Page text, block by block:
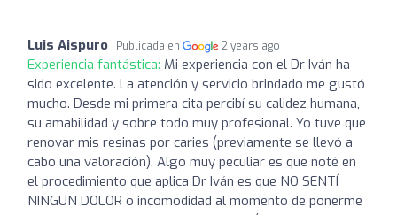
Luis Aispuro Publicada en 2 years ago
Experiencia fantástica: Mi experiencia con el Dr Iván ha
sido excelente. La atención y servicio brindado me gustó
mucho. Desde mi primera cita percibí su calidez humana,
su amabilidad y sobre todo muy profesional. Yo tuve que
renovar mis resinas por caries (previamente se llevó a
cabo una valoración). Algo muy peculiar es que noté en
el procedimiento que aplica Dr Iván es que NO SENTÍ
NINGUN DOLOR o incomodidad al momento de ponerme